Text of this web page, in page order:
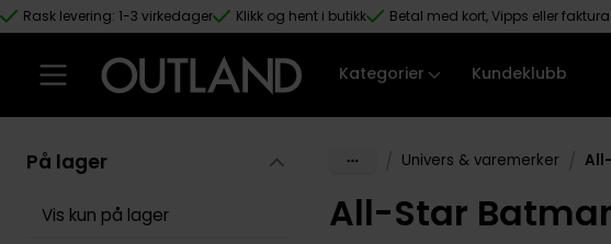
Hopp til hovedinnhold
Rask levering: 1-3 virkedager Klikk og hent i butikk Betal med kort, Vipps eller faktura
Kategorier Kundeklubb
Univers & varemerker
All-Star
På lager
Vis kun på lager